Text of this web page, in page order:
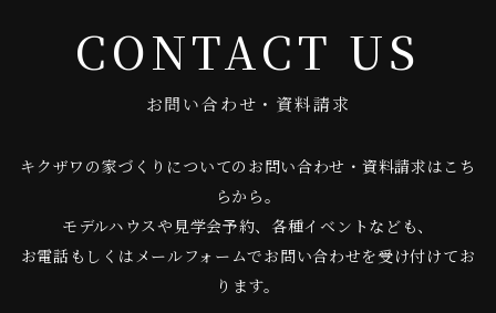
CONTACT US
お問い合わせ・資料請求
キクザワの家づくりについてのお問い合わせ・資料請求はこち
らから。
モデルハウスや見学会予約、各種イベントなども、
お電話もしくはメールフォームでお問い合わせを受け付けてお
ります。